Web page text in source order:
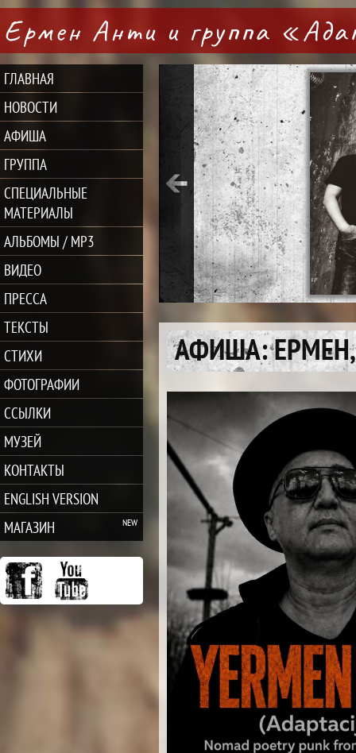
Ермен Анти и группа
ГЛАВНАЯ
НОВОСТИ
АФИША
ГРУППА
СПЕЦИАЛЬНЫЕ
МАТЕРИАЛЫ
АЛЬБОМЫ / MP3
ВИДЕО
ПРЕССА
ТЕКСТЫ
СТИХИ
ФОТОГРАФИИ
ССЫЛКИ
МУЗЕЙ
КОНТАКТЫ
ENGLISH VERSION
МАГАЗИН
АФИША: